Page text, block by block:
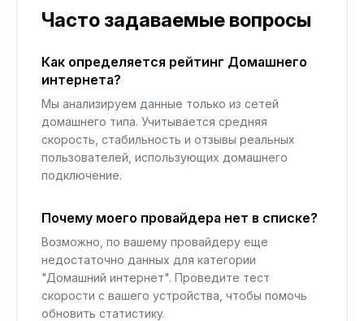
Часто задаваемые вопросы
Как определяется рейтинг Домашнего
интернета?
Мы анализируем данные только из сетей
домашнего типа. Учитывается средняя
скорость, стабильность и отзывы реальных
пользователей, использующих домашнего
подключение.
Почему моего провайдера нет в списке?
Возможно, по вашему провайдеру еще
недостаточно данных для категории
"Домашний интернет". Проведите тест
скорости с вашего устройства, чтобы помочь
обновить статистику.